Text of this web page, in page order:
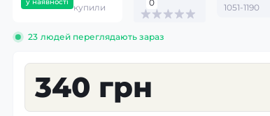
купили
0
1051-1190
23 людей переглядають зараз
340 грн